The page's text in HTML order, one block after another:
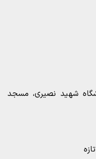
شهید نصیری، مسجد